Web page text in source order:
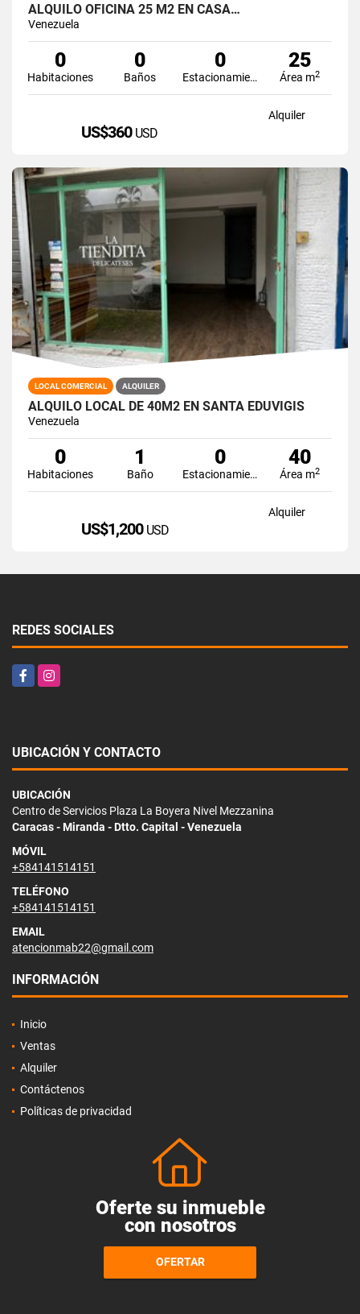
ALQUILO OFICINA 25 M2 EN CASA…
Venezuela
0
Habitaciones
0
Baños
0
Estacionamiento
25
Área m2
Alquiler
US$360 USD
LOCAL COMERCIAL ALQUILER
ALQUILO LOCAL DE 40M2 EN SANTA EDUVIGIS
Venezuela
0
Habitaciones
1
Baño
0
Estacionamiento
40
Área m2
Alquiler
US$1,200 USD
REDES SOCIALES
FacebookInstagram
UBICACIÓN Y CONTACTO
UBICACIÓN
Centro de Servicios Plaza La Boyera Nivel Mezzanina
Caracas - Miranda - Dtto. Capital - Venezuela
MÓVIL
+584141514151
TELÉFONO
+584141514151
EMAIL
atencionmab22@gmail.com
INFORMACIÓN
Inicio
Ventas
Alquiler
Contáctenos
Políticas de privacidad
Oferte su inmueble
con nosotros
OFERTAR